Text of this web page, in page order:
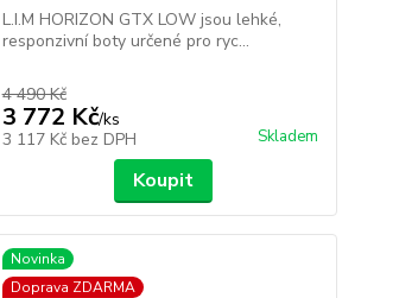
L.I.M HORIZON GTX LOW jsou lehké,
responzivní boty určené pro ryc...
4 490 Kč
3 772 Kč/ks
3 117 Kč bez DPH Skladem
Koupit
Novinka
Doprava ZDARMA